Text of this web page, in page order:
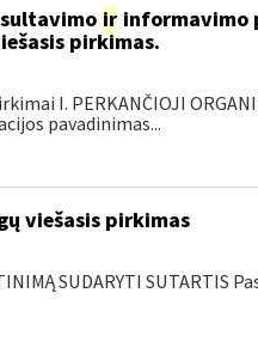
irinformavimo
pirkimas.
I. PERKANČIOJI
pavadinimas...
viešasis pirkimas
SUDARYTI SUTARTIS